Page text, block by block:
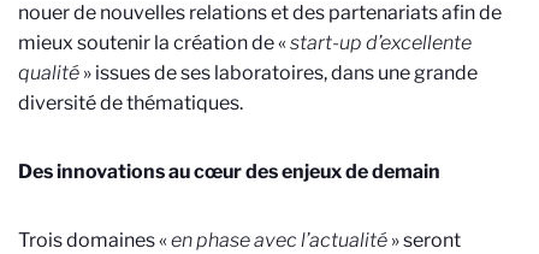
nouer de nouvelles relations et des partenariats afin de
mieux soutenir la création de «start-up d’excellente
qualité » issues de ses laboratoires, dans une grande
diversité de thématiques.
Des innovations au cœur des enjeux de demain
Trois domaines «en phase avec l’actualité » seront